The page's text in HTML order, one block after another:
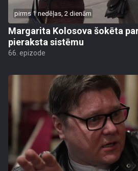
pirms 1 nedēļas, 2 dienām
Margarita Kolosova šokēta
pieraksta sistēmu
66. epizode